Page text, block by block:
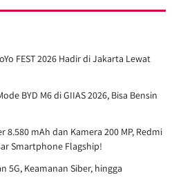
FEST 2026 Hadir di Jakarta Lewat
BYD M6 di GIIAS 2026, Bisa Bensin
8.580 mAh dan Kamera 200 MP, Redmi
Smartphone Flagship!
5G, Keamanan Siber, hingga